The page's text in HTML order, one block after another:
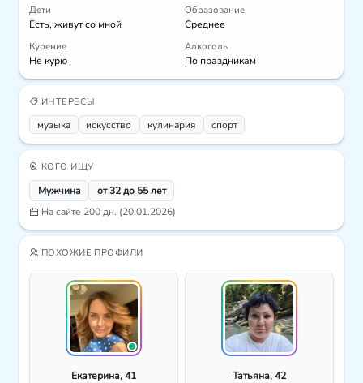
Дети
Есть, живут со мной
Образование
Среднее
Курение
Не курю
Алкоголь
По праздникам
ИНТЕРЕСЫ
музыка искусcтво кулинария спорт
КОГО ИЩУ
Мужчина
от 32 до 55 лет
На сайте 200 дн. (20.01.2026)
ПОХОЖИЕ ПРОФИЛИ
Екатерина, 41
Татьяна, 42